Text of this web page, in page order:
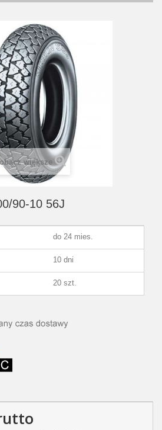
większe
90-10 56J
do 24 mies.
10 dni
20 szt.